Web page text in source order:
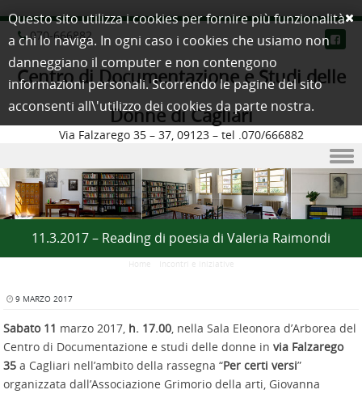
070-666882
Centro di Documentazione e Studi delle
Donne di Cagliari
Via Falzarego 35 – 37, 09123 – tel .070/666882
Skip to content
11.3.2017 – Reading di poesia di Valeria Raimondi
Home Incontri e iniziative
9 MARZO 2017
Sabato 11 marzo 2017, h. 17.00, nella Sala Eleonora d’Arborea del
Centro di Documentazione e studi delle donne in via Falzarego
35 a Cagliari nell’ambito della rassegna “Per certi versi”
organizzata dall’Associazione Grimorio della arti, Giovanna
Questo sito utilizza i cookies per fornire più funzionalità
a chi lo naviga. In ogni caso i cookies che usiamo non
danneggiano il computer e non contengono
informazioni personali. Scorrendo le pagine del sito
acconsenti all\'utilizzo dei cookies da parte nostra.